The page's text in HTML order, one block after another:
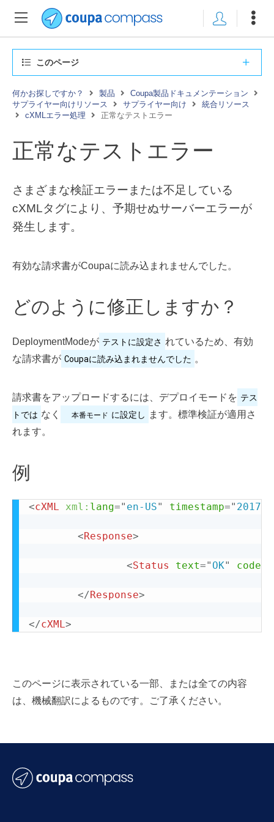
このページ
何かお探しですか？ 製品
Coupa製品ドキュメンテーション
サプライヤー向けリソース
サプライヤー向け
統合リソース
cXMLエラー処理
正常なテストエラー
正常なテストエラー
さまざまな検証エラーまたは不足している
cXMLタグにより、予期せぬサーバーエラーが
発生します。
有効な請求書がCoupaに読み込まれませんでした。
どのように修正しますか？
DeploymentModeが テストに設定さ れているため、有効
な請求書が Coupaに読み込まれませんでした 。
請求書をアップロードするには、デプロイモードを テス
トでは なく 本番モード に設定し ます。標準検証が適用さ
れます。
例
<cXML xml: lang=" en-US" timestamp=" 2017-
<Response>
<Status text=" OK" code
</Response>
</cXML>
このページに表示されている一部、または全ての内容
は、機械翻訳によるものです。ご了承ください。